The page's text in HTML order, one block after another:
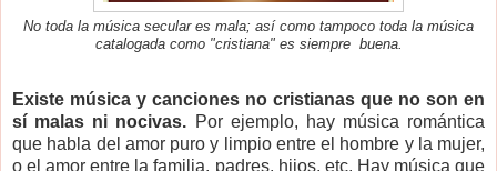
No toda la música secular es mala; así como tampoco toda la música
catalogada como "cristiana" es siempre buena.
Existe música y canciones no cristianas que no son en
sí malas ni nocivas. Por ejemplo, hay música romántica
que habla del amor puro y limpio entre el hombre y la mujer,
o el amor entre la familia, padres, hijos, etc. Hay música que